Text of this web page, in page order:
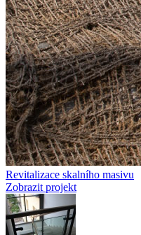
Revitalizace skalního masivu
Zobrazit projekt